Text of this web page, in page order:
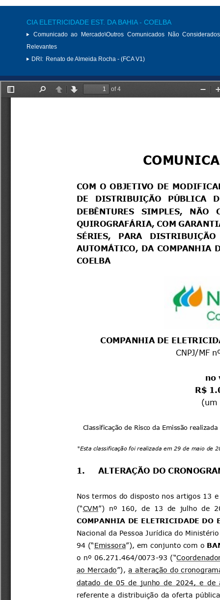
CIA ELETRICIDADE EST. DA BAHIA - COELBA
Comunicado ao Mercado\Outros Comunicados Não
Relevantes
DRI: Renato de Almeida Rocha - (FCA V1)